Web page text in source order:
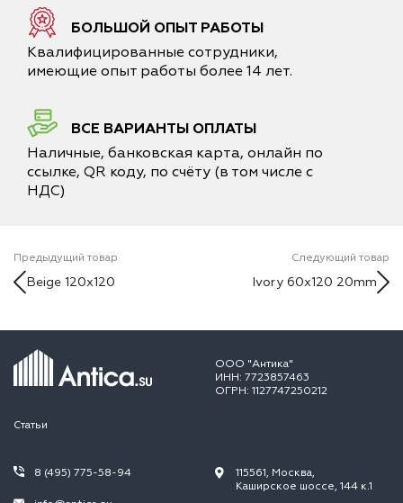
БОЛЬШОЙ ОПЫТ РАБОТЫ
Квалифицированные сотрудники,
имеющие опыт работы более 14 лет.
ВСЕ ВАРИАНТЫ ОПЛАТЫ
Наличные, банковская карта, онлайн по
ссылке, QR коду, по счёту (в том числе с
НДС)
Предыдущий товар
Beige 120x120
Следующий товар
Ivory 60x120 20mm
ООО "Антика"
ИНН: 7723857463
ОГРН: 1127747250212
Статьи
8 (495) 775-58-94
115561, Москва,
Каширское шоссе, 144 к.1